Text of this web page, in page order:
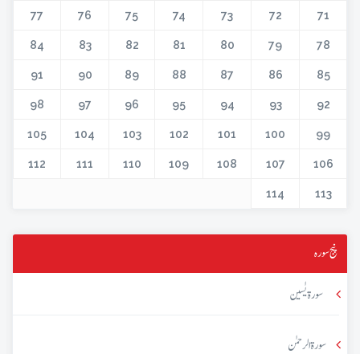
71
72
73
74
75
76
77
78
79
80
81
82
83
84
85
86
87
88
89
90
91
92
93
94
95
96
97
98
99
100
101
102
103
104
105
106
107
108
109
110
111
112
113
114
پنج سورہ
سورۃ یٰسین
سورۃ الرحمٰن